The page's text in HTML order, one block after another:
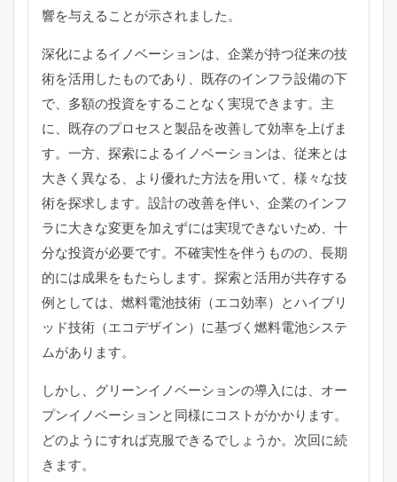
響を与えることが示されました。
深化によるイノベーションは、企業が持つ従来の技
術を活用したものであり、既存のインフラ設備の下
で、多額の投資をすることなく実現できます。主
に、既存のプロセスと製品を改善して効率を上げま
す。一方、探索によるイノベーションは、従来とは
大きく異なる、より優れた方法を用いて、様々な技
術を探求します。設計の改善を伴い、企業のインフ
ラに大きな変更を加えずには実現できないため、十
分な投資が必要です。不確実性を伴うものの、長期
的には成果をもたらします。探索と活用が共存する
例としては、燃料電池技術（エコ効率）とハイブリ
ッド技術（エコデザイン）に基づく燃料電池システ
ムがあります。
しかし、グリーンイノベーションの導入には、オー
プンイノベーションと同様にコストがかかります。
どのようにすれば克服できるでしょうか。次回に続
きます。